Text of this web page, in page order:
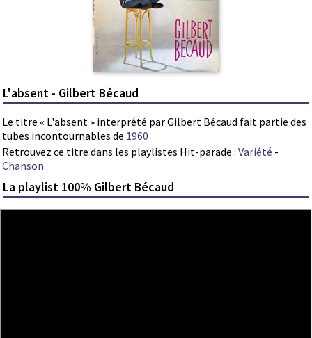
L'absent - Gilbert Bécaud
Le titre « L'absent » interprété par Gilbert Bécaud fait partie des
tubes incontournables de 1960
Retrouvez ce titre dans les playlistes Hit-parade : Variété -
Chanson
La playlist 100% Gilbert Bécaud